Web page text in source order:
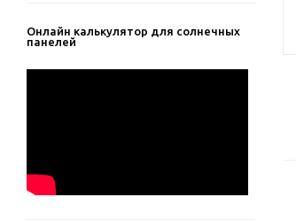
Онлайн калькулятор для солнечных
панелей